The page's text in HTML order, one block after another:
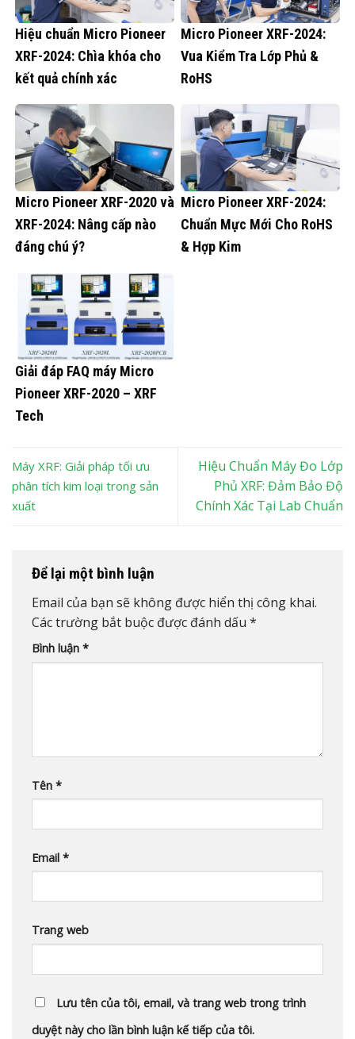
Hiệu chuẩn Micro Pioneer
XRF-2024: Chìa khóa cho
kết quả chính xác
Micro Pioneer XRF-2024:
Vua Kiểm Tra Lớp Phủ &
RoHS
Micro Pioneer XRF-2020 và
XRF-2024: Nâng cấp nào
đáng chú ý?
Micro Pioneer XRF-2024:
Chuẩn Mực Mới Cho RoHS
& Hợp Kim
Giải đáp FAQ máy Micro
Pioneer XRF-2020 – XRF
Tech
Máy XRF: Giải pháp tối ưu
phân tích kim loại trong sản
xuất
Hiệu Chuẩn Máy Đo Lớp
Phủ XRF: Đảm Bảo Độ
Chính Xác Tại Lab Chuẩn
Để lại một bình luận
Email của bạn sẽ không được hiển thị công khai.
Các trường bắt buộc được đánh dấu *
Bình luận *
Tên *
Email *
Trang web
Lưu tên của tôi, email, và trang web trong trình
duyệt này cho lần bình luận kế tiếp của tôi.